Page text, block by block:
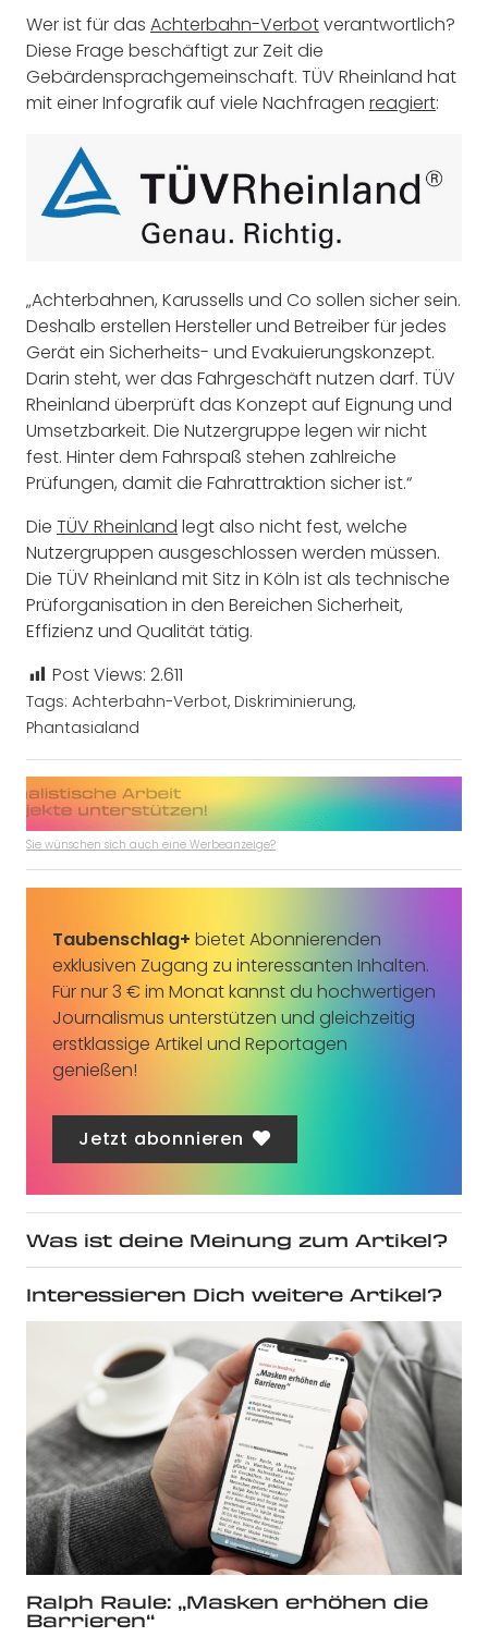
Wer ist für das Achterbahn-Verbotverantwortlich?
Diese Frage beschäftigt zur Zeit die
Gebärdensprachgemeinschaft. TÜV Rheinland hat
mit einer Infografik auf viele Nachfragen reagiert:
„Achterbahnen, Karussells und Co sollen sicher sein.
Deshalb erstellen Hersteller und Betreiber für jedes
Gerät ein Sicherheits- und Evakuierungskonzept.
Darin steht, wer das Fahrgeschäft nutzen darf. TÜV
Rheinland überprüft das Konzept auf Eignung und
Umsetzbarkeit. Die Nutzergruppe legen wir nicht
fest. Hinter dem Fahrspaß stehen zahlreiche
Prüfungen, damit die Fahrattraktion sicher ist.“
Die TÜV Rheinland legt also nicht fest, welche
Nutzergruppen ausgeschlossen werden müssen.
Die TÜV Rheinland mit Sitz in Köln ist als technische
Prüforganisation in den Bereichen Sicherheit,
Effizienz und Qualität tätig.
Post Views: 2.611
Tags: Achterbahn-Verbot, Diskriminierung,
Phantasialand
Sie wünschen sich auch eine Werbeanzeige?
Taubenschlag+ bietet Abonnierenden
exklusiven Zugang zu interessanten Inhalten.
Für nur 3 € im Monat kannst du hochwertigen
Journalismus unterstützen und gleichzeitig
erstklassige Artikel und Reportagen
genießen!
Jetzt abonnieren
Was ist deine Meinung zum Artikel?
Interessieren Dich weitere Artikel?
Ralph Raule: „Masken erhöhen die
Barrieren“